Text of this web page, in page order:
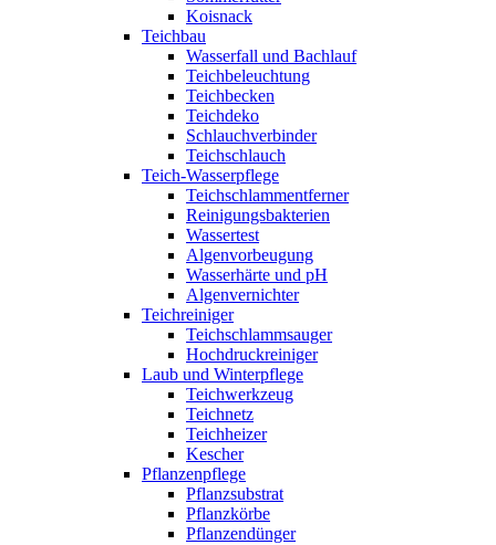
Koisnack
Teichbau
Wasserfall und Bachlauf
Teichbeleuchtung
Teichbecken
Teichdeko
Schlauchverbinder
Teichschlauch
Teich-Wasserpflege
Teichschlammentferner
Reinigungsbakterien
Wassertest
Algenvorbeugung
Wasserhärte und pH
Algenvernichter
Teichreiniger
Teichschlammsauger
Hochdruckreiniger
Laub und Winterpflege
Teichwerkzeug
Teichnetz
Teichheizer
Kescher
Pflanzenpflege
Pflanzsubstrat
Pflanzkörbe
Pflanzendünger